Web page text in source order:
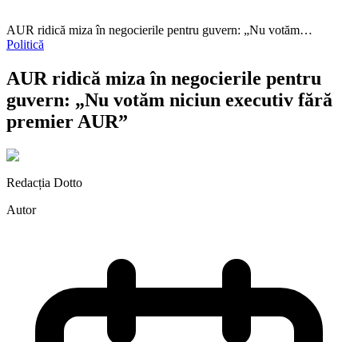
AUR ridică miza în negocierile pentru guvern: „Nu votăm…
Politică
AUR ridică miza în negocierile pentru
guvern: „Nu votăm niciun executiv fără
premier AUR”
Redacția Dotto
Autor